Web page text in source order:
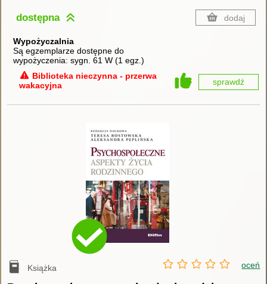
dostępna dodaj
Wypożyczalnia
Są egzemplarze dostępne do
wypożyczenia: sygn. 61 W (1 egz. )
Biblioteka nieczynna - przerwa
wakacyjna
sprawdź
Książka oceń